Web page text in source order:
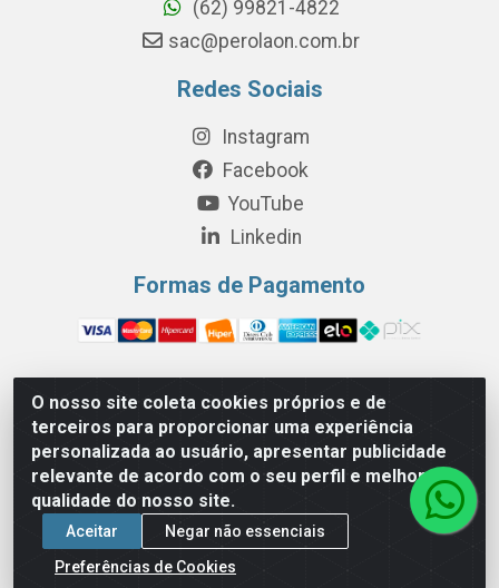
O nosso site coleta cookies próprios e de
terceiros para proporcionar uma experiência
personalizada ao usuário, apresentar publicidade
relevante de acordo com o seu perfil e melhorar a
qualidade do nosso site.
Aceitar
Negar não essenciais
Preferências de Cookies
(62) 99821-4822
sac@perolaon.com.br
Redes Sociais
Instagram
Facebook
YouTube
Linkedin
Formas de Pagamento
Perola Distribuição e Logística S/A - Av. Anhanguera km 24 N°
200 Bloco 12-A -Jardim Jaraguá, São Paulo/SP - Cep 05.275-
000 - CNPJ 06.204.131/0001-77